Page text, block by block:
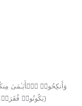
یَكُونُوا۟ فُقَرَاۤءَ یُغۡنِهِمُ ٱللَّهُ مِن فَضۡلِهِۦۗ وَٱللَّهُ وَ ٰ⁠سِعٌ عَلِیمࣱ)